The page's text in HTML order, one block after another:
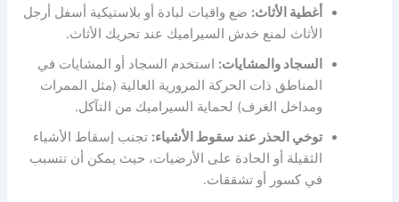
أغطية الأثاث: ضع واقيات لبادة أو بلاستيكية أسفل أرجل
الأثاث لمنع خدش السيراميك عند تحريك الأثاث.
السجاد والمشايات: استخدم السجاد أو المشايات في
المناطق ذات الحركة المرورية العالية (مثل الممرات
ومداخل الغرف) لحماية السيراميك من التآكل.
توخي الحذر عند سقوط الأشياء: تجنب إسقاط الأشياء
الثقيلة أو الحادة على الأرضيات، حيث يمكن أن تتسبب
في كسور أو تشققات.